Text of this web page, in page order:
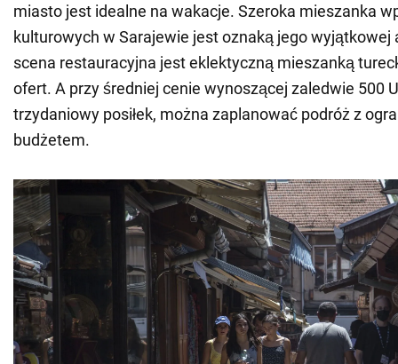
miasto jest idealne na wakacje. Szeroka mieszanka
kulturowych w Sarajewie jest oznaką jego wyjątkowej
scena restauracyjna jest eklektyczną mieszanką
ofert. A przy średniej cenie wynoszącej zaledwie 500
trzydaniowy posiłek, można zaplanować podróż z
budżetem.